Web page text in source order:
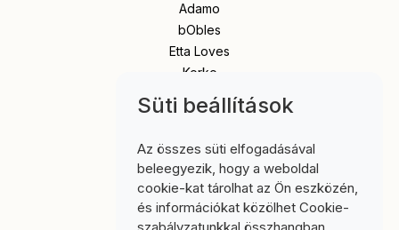
Adamo
bObles
Etta Loves
Korko
Popola
Senger Naturwelt
INFORMÁCIÓ
Impresszum
Szállítási tájékoztató
Süti beállítások
Az összes süti elfogadásával
beleegyezik, hogy a weboldal
cookie-kat tárolhat az Ön eszközén,
és információkat közölhet Cookie-